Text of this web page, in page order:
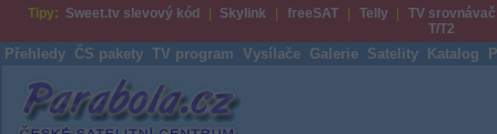
Tipy: Sweet.tv slevový kód Skylink freeSAT Telly
TV srovnávač
T/T2
Přehledy ČS pakety TV program Vysílače Galerie Satelity Katalog
Parabola.cz